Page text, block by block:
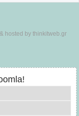
hosted by thinkitweb.gr